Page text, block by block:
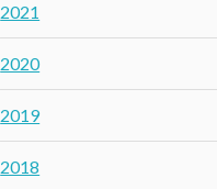
2021
2020
2019
2018